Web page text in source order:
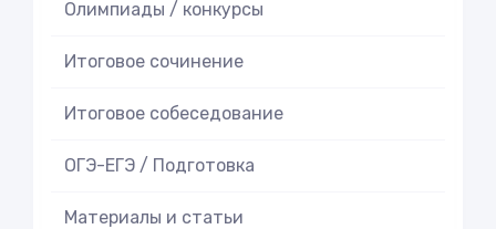
Олимпиады / конкурсы
Итоговое cочинение
Итоговое cобеседование
ОГЭ-ЕГЭ / Подготовка
Материалы и статьи